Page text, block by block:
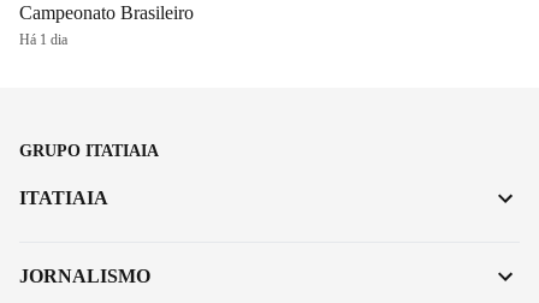
Campeonato Brasileiro
Há 1 dia
GRUPO ITATIAIA
ITATIAIA
JORNALISMO